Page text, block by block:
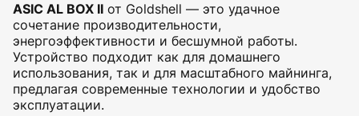
ASIC AL BOX II от Goldshell — это удачное
сочетание производительности,
энергоэффективности и бесшумной работы.
Устройство подходит как для домашнего
использования, так и для масштабного майнинга,
предлагая современные технологии и удобство
эксплуатации.